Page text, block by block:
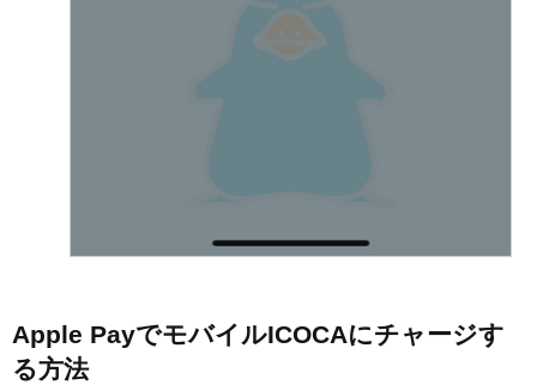
Apple PayでモバイルICOCAにチャージす
る方法